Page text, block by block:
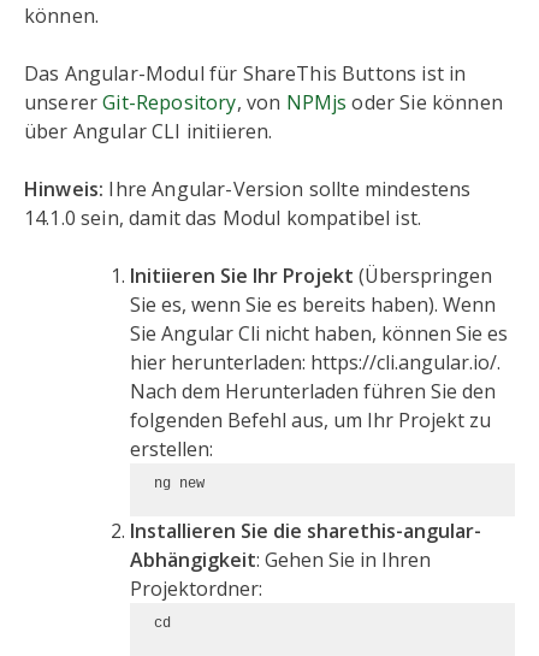
können.
Das Angular-Modul für ShareThis Buttons ist in
unsererGit-Repository, von NPMjs oder Sie können
über Angular CLI initiieren.
Hinweis: Ihre Angular-Version sollte mindestens
14.1.0 sein, damit das Modul kompatibel ist.
Initiieren Sie Ihr Projekt (Überspringen
Sie es, wenn Sie es bereits haben). Wenn
Sie Angular Cli nicht haben, können Sie es
hier herunterladen: https://cli.angular.io/.
Nach dem Herunterladen führen Sie den
folgenden Befehl aus, um Ihr Projekt zu
erstellen:
ng new
Installieren Sie die sharethis-angular-
Abhängigkeit: Gehen Sie in Ihren
Projektordner:
cd